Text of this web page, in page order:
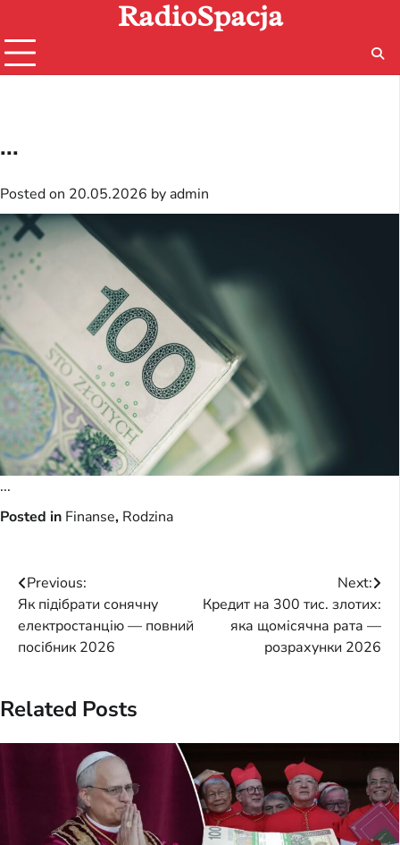
content
RadioSpacja
...
Posted on 20.05.2026 by admin
...
Posted in Finanse, Rodzina
Post
navigation
Previous:
Як підібрати сонячну
електростанцію — повний
посібник 2026
Next:
Кредит на 300 тис. злотих:
яка щомісячна рата —
розрахунки 2026
Related Posts